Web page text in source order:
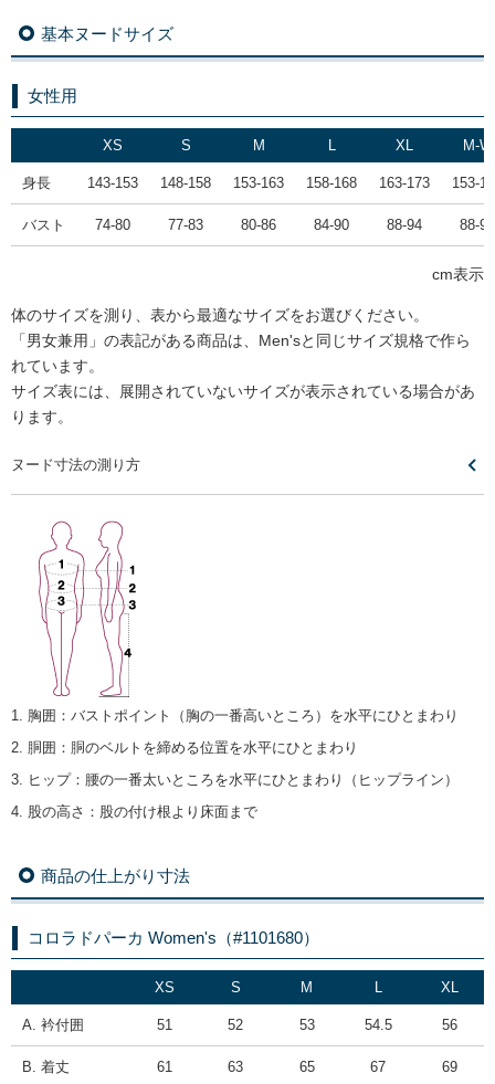
基本ヌードサイズ
女性用
XS S M L XL M-W
身長 143-153 148-158 153-163 158-168 163-173 153-
バスト 74-80 77-83 80-86 84-90 88-94 88-94
cm表示
体のサイズを測り、表から最適なサイズをお選びください。
「男女兼用」の表記がある商品は、Men'sと同じサイズ規格で作ら
れています。
サイズ表には、展開されていないサイズが表示されている場合があ
ります。
ヌード寸法の測り方
1. 胸囲 ： バストポイント（胸の一番高いところ）を水平にひとまわり
2. 胴囲 ： 胴のベルトを締める位置を水平にひとまわり
3. ヒップ： 腰の一番太いところを水平にひとまわり（ヒップライン）
4. 股の高さ ： 股の付け根より床面まで
商品の仕上がり寸法
コロラドパーカ Women's（#1101680）
XS S M L XL
A. 衿付囲 51 52 53 54.5 56
B. 着丈 61 63 65 67 69